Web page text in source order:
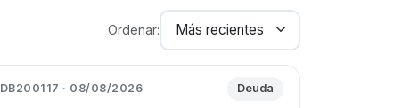
Ordenar:
DB200117 · 08/08/2026 Deuda